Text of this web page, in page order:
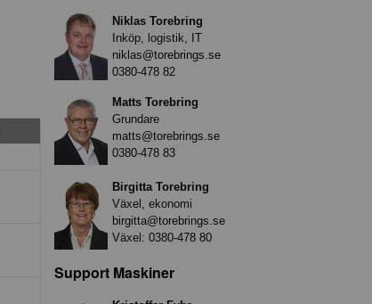
Niklas Torebring
Inköp, logistik, IT
niklas@torebrings.se
0380-478 82
Matts Torebring
Grundare
matts@torebrings.se
0380-478 83
Birgitta Torebring
Växel, ekonomi
birgitta@torebrings.se
Växel: 0380-478 80
Support Maskiner